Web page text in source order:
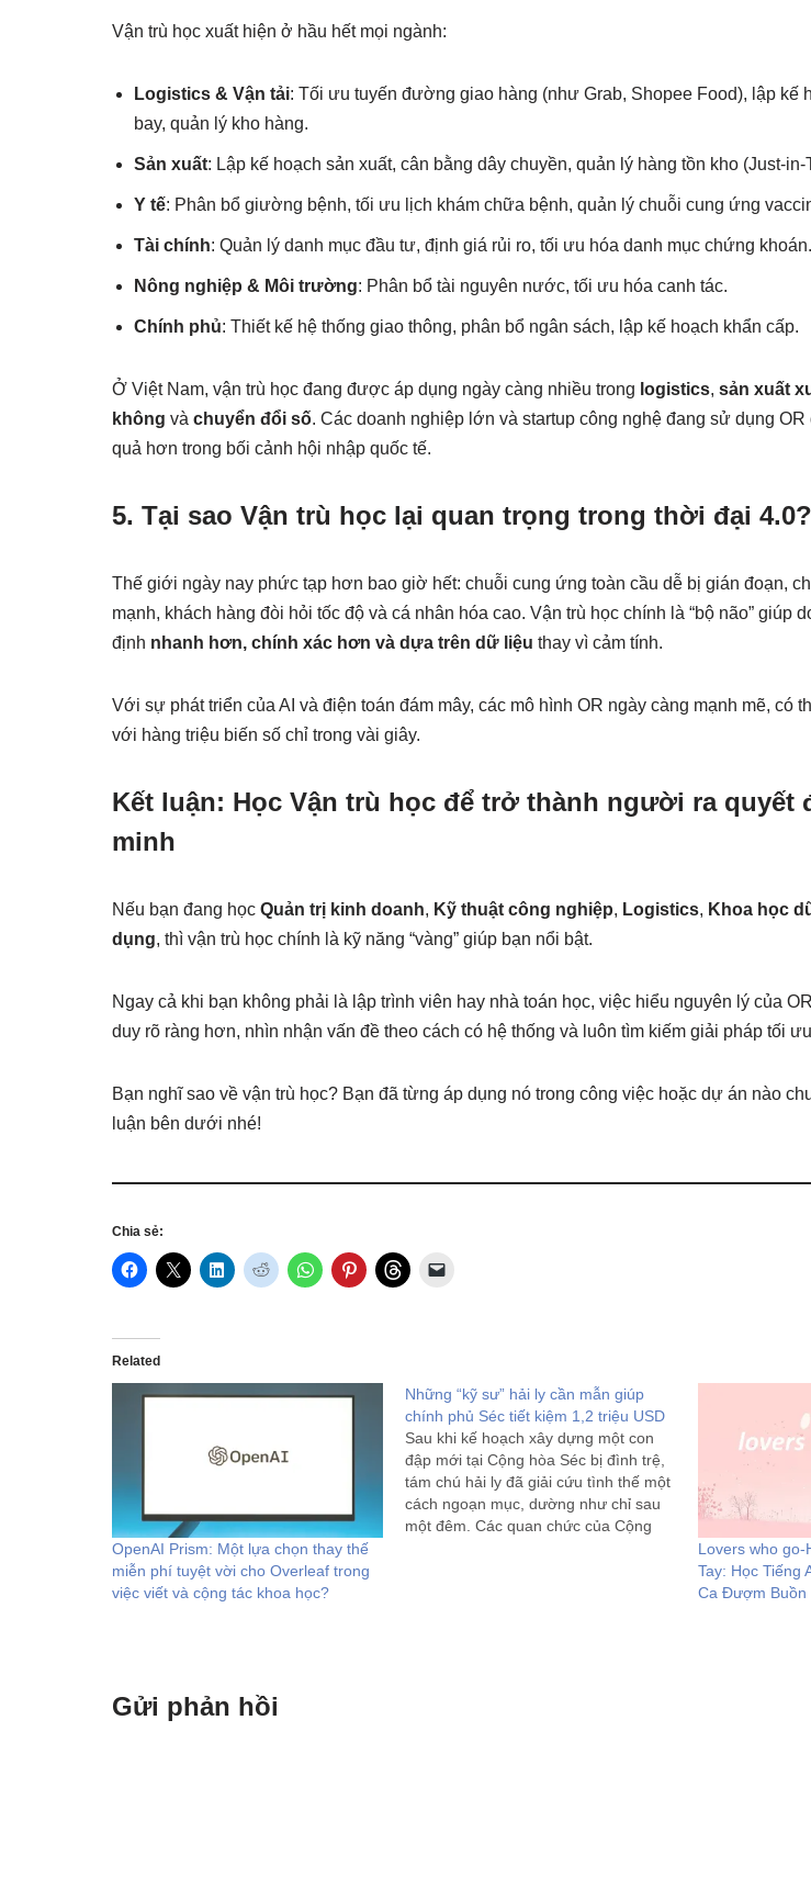
Vận trù học xuất hiện ở hầu hết mọi ngành:
Logistics & Vận tải: Tối ưu tuyến đường giao hàng (như Grab, Shopee Food), lập kế
bay, quản lý kho hàng.
Sản xuất: Lập kế hoạch sản xuất, cân bằng dây chuyền, quản lý hàng tồn kho (Just-in-
Y tế: Phân bổ giường bệnh, tối ưu lịch khám chữa bệnh, quản lý chuỗi cung ứng
Tài chính: Quản lý danh mục đầu tư, định giá rủi ro, tối ưu hóa danh mục chứng khoán.
Nông nghiệp & Môi trường: Phân bổ tài nguyên nước, tối ưu hóa canh tác.
Chính phủ: Thiết kế hệ thống giao thông, phân bổ ngân sách, lập kế hoạch khẩn cấp.
Ở Việt Nam, vận trù học đang được áp dụng ngày càng nhiều trong logistics, sản xuất
không và chuyển đổi số. Các doanh nghiệp lớn và startup công nghệ đang sử dụng OR
quả hơn trong bối cảnh hội nhập quốc tế.
5. Tại sao Vận trù học lại quan trọng trong thời đại 4.0?
Thế giới ngày nay phức tạp hơn bao giờ hết: chuỗi cung ứng toàn cầu dễ bị gián đoạn,
mạnh, khách hàng đòi hỏi tốc độ và cá nhân hóa cao. Vận trù học chính là “bộ não” giúp
định nhanh hơn, chính xác hơn và dựa trên dữ liệu thay vì cảm tính.
Với sự phát triển của AI và điện toán đám mây, các mô hình OR ngày càng mạnh mẽ, có
với hàng triệu biến số chỉ trong vài giây.
Kết luận: Học Vận trù học để trở thành người ra quyết
minh
Nếu bạn đang học Quản trị kinh doanh, Kỹ thuật công nghiệp, Logistics, Khoa học
dụng, thì vận trù học chính là kỹ năng “vàng” giúp bạn nổi bật.
Ngay cả khi bạn không phải là lập trình viên hay nhà toán học, việc hiểu nguyên lý của
duy rõ ràng hơn, nhìn nhận vấn đề theo cách có hệ thống và luôn tìm kiếm giải pháp tối
Bạn nghĩ sao về vận trù học? Bạn đã từng áp dụng nó trong công việc hoặc dự án nào
luận bên dưới nhé!
Chia sẻ:
Related
OpenAI Prism: Một lựa chọn thay thế
miễn phí tuyệt vời cho Overleaf trong
việc viết và cộng tác khoa học?
Những “kỹ sư” hải ly cần mẫn giúp
chính phủ Séc tiết kiệm 1,2 triệu USD
Sau khi kế hoạch xây dựng một con
đập mới tại Cộng hòa Séc bị đình trệ,
tám chú hải ly đã giải cứu tình thế một
cách ngoạn mục, dường như chỉ sau
một đêm. Các quan chức của Cộng
Lovers who
Tay: Học Tiếng
Ca Đượm Buồn
Gửi phản hồi